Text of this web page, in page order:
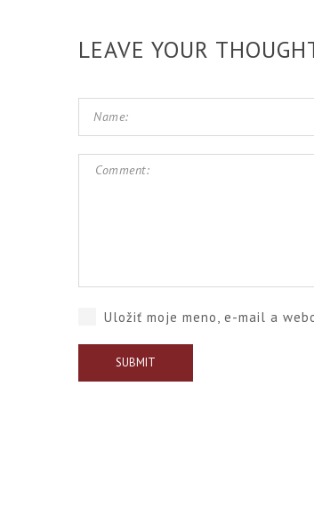
LEAVE YOUR
Uložiť moje meno, e-mail a